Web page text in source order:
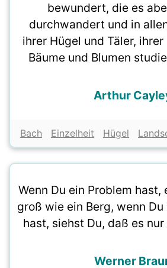
bewundert, die es
durchwandert und in
ihrer Hügel und Täler, ihrer
Bäume und Blumen
Arthur
Bach Einzelheit Hügel
Wenn Du ein Problem hast,
groß wie ein Berg, wenn
hast, siehst Du, daß es
Werner